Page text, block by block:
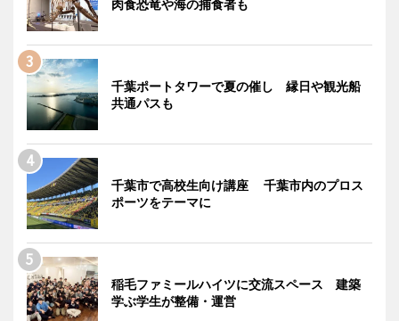
肉食恐竜や海の捕食者も
千葉ポートタワーで夏の催し 縁日や観光船
共通パスも
千葉市で高校生向け講座 千葉市内のプロス
ポーツをテーマに
稲毛ファミールハイツに交流スペース 建築
学ぶ学生が整備・運営